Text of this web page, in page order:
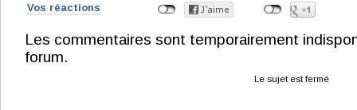
Vos réactions
Les commentaires sont temporairement
forum.
Le sujet est fermé